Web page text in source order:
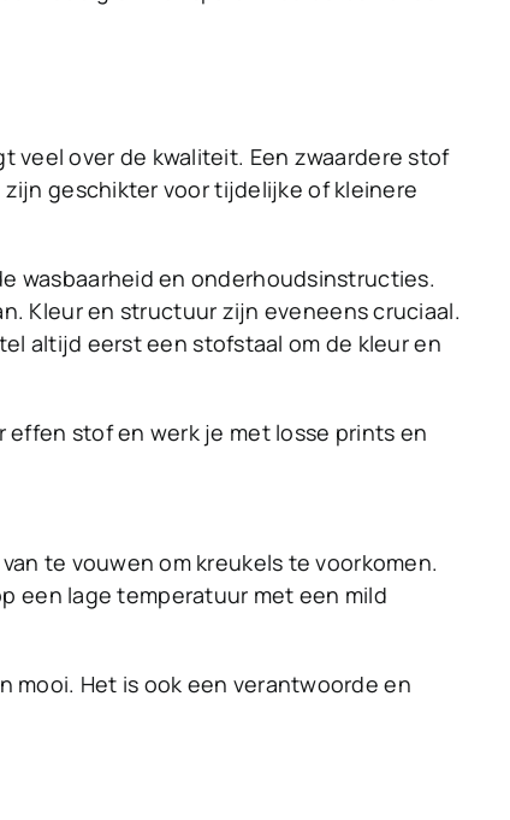
veel over de kwaliteit. Een zwaardere stof
geschikter voor tijdelijke of kleinere
wasbaarheid en onderhoudsinstructies.
Kleur en structuur zijn eveneens cruciaal.
altijd eerst een stofstaal om de kleur en
effen stof en werk je met losse prints en
te vouwen om kreukels te voorkomen.
een lage temperatuur met een mild
mooi. Het is ook een verantwoorde en